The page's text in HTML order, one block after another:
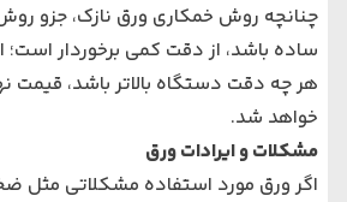
چنانچه روش خمکاری ورق نازک، جزو
ساده باشد، از دقت کمی برخوردار
هر چه دقت دستگاه بالاتر باشد، قیمت
خواهد شد.
مشکلات و ایرادات ورق
اگر ورق مورد استفاده مشکلاتی مثل